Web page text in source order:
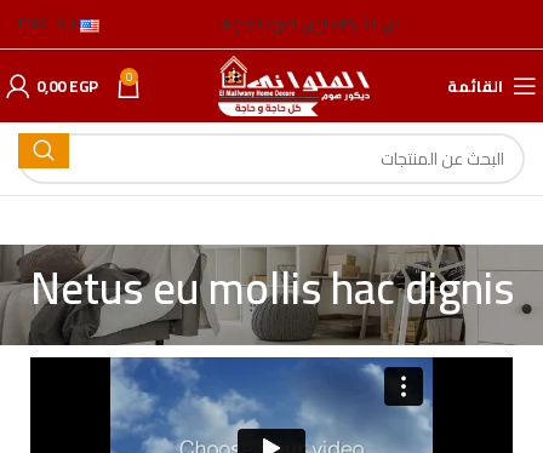
عن الشركةعناوين الفروعالمدونة ENGLISH
القائمة 0
0,00EGP
Netus eu mollis hac dignis